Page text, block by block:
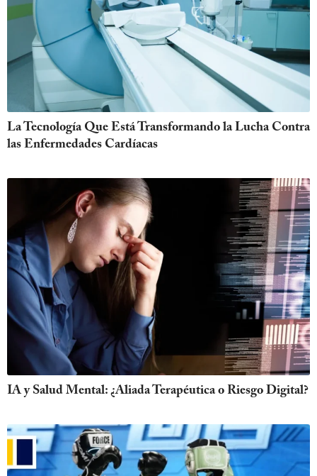
La Tecnología Que Está Transformando la Lucha Contra
las Enfermedades Cardíacas
IA y Salud Mental: ¿Aliada Terapéutica o Riesgo Digital?